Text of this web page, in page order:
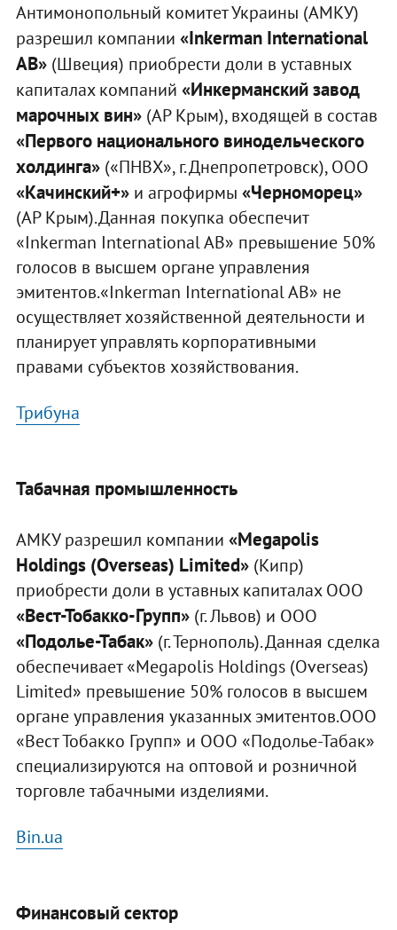
Антимонопольный комитет Украины (АМКУ)
разрешил компании «Inkerman International
AB»(Швеция) приобрести доли в уставных
капиталах компаний «Инкерманский завод
марочных вин»(АР Крым), входящей в состав
«Первого национального винодельческого
холдинга»(«ПНВХ», г. Днепропетровск), ООО
«Качинский+»и агрофирмы «Черноморец»
(АР Крым).Данная покупка обеспечит
«Inkerman International AB» превышение 50%
голосов в высшем органе управления
эмитентов.«Inkerman International AB» не
осуществляет хозяйственной деятельности и
планирует управлять корпоративными
правами субъектов хозяйствования.
Трибуна
Табачная промышленность
АМКУ разрешил компании «Megapolis
Holdings (Overseas) Limited»(Кипр)
приобрести доли в уставных капиталах ООО
«Вест-Тобакко-Групп»(г. Львов) и ООО
«Подолье-Табак»(г. Тернополь). Данная сделка
обеспечивает «Megapolis Holdings (Overseas)
Limited» превышение 50% голосов в высшем
органе управления указанных эмитентов.ООО
«Вест Тобакко Групп» и ООО «Подолье-Табак»
специализируются на оптовой и розничной
торговле табачными изделиями.
Вin.ua
Финансовый сектор